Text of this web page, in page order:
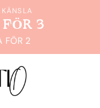
3
FÖR 2